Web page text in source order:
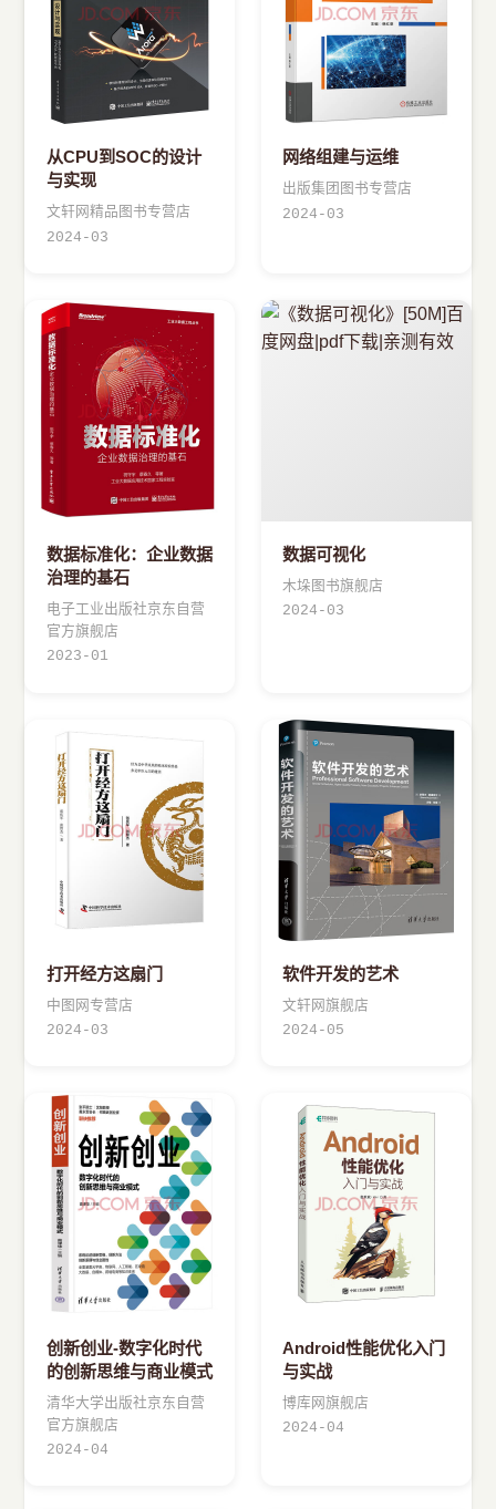
从CPU到SOC的设计
与实现
文轩网精品图书专营店
2024-03
网络组建与运维
出版集团图书专营店
2024-03
数据标准化：企业数据
治理的基石
电子工业出版社京东自营
官方旗舰店
2023-01
数据可视化
木垛图书旗舰店
2024-03
打开经方这扇门
中图网专营店
2024-03
软件开发的艺术
文轩网旗舰店
2024-05
创新创业-数字化时代
的创新思维与商业模式
清华大学出版社京东自营
官方旗舰店
2024-04
Android性能优化入门
与实战
博库网旗舰店
2024-04